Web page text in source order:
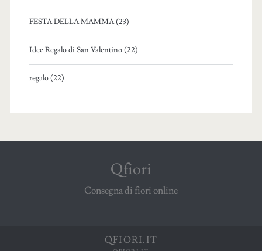
FESTA DELLA MAMMA (23)
Idee Regalo di San Valentino (22)
regalo (22)
Qfiori
Consegna di fiori online
QFIORI.IT